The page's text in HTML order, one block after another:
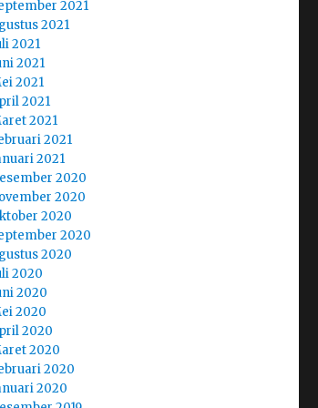
2021
2021
2021
2021
2021
2021
2021
2021
2021
2020
2020
2020
2020
2020
2020
2020
2020
2020
2020
2020
2020